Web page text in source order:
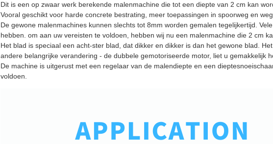
Dit is een op zwaar werk berekende malenmachine die tot een diepte van 2 cm kan
Vooral geschikt voor harde concrete bestrating, meer toepassingen in spoorweg en
De gewone malenmachines kunnen slechts tot 8mm worden gemalen tegelijkertijd.
hebben. om aan uw vereisten te voldoen, hebben wij nu een malenmachine die 2 cm
Het blad is speciaal een acht-ster blad, dat dikker en dikker is dan het gewone blad.
andere belangrijke verandering - de dubbele gemotoriseerde motor, liet u gemakkelijk
De machine is uitgerust met een regelaar van de malendiepte en een
voldoen.